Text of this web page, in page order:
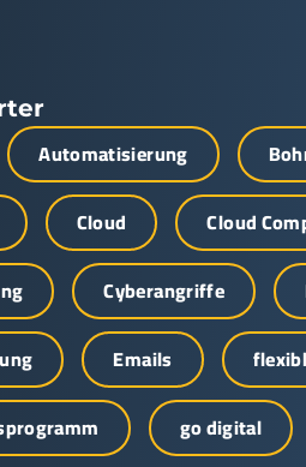
Automatisierung
Cloud
Cloud
Cyberangriffe
Emails
go digital